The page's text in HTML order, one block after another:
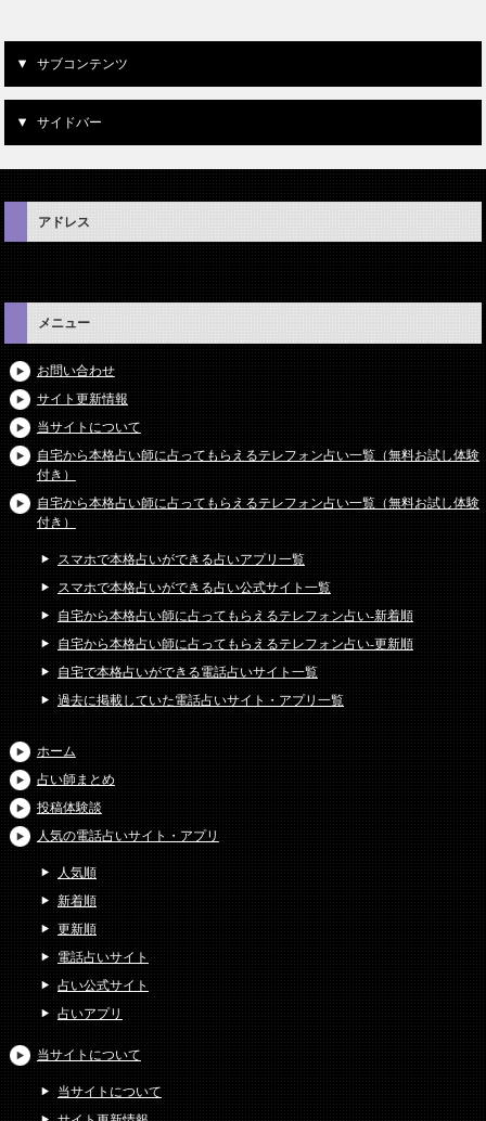
サブコンテンツ
サイドバー
アドレス
メニュー
お問い合わせ
サイト更新情報
当サイトについて
自宅から本格占い師に占ってもらえるテレフォン占い一覧（無料お試し体験
付き）
自宅から本格占い師に占ってもらえるテレフォン占い一覧（無料お試し体験
付き）
スマホで本格占いができる占いアプリ一覧
スマホで本格占いができる占い公式サイト一覧
自宅から本格占い師に占ってもらえるテレフォン占い-新着順
自宅から本格占い師に占ってもらえるテレフォン占い-更新順
自宅で本格占いができる電話占いサイト一覧
過去に掲載していた電話占いサイト・アプリ一覧
ホーム
占い師まとめ
投稿体験談
人気の電話占いサイト・アプリ
人気順
新着順
更新順
電話占いサイト
占い公式サイト
占いアプリ
当サイトについて
当サイトについて